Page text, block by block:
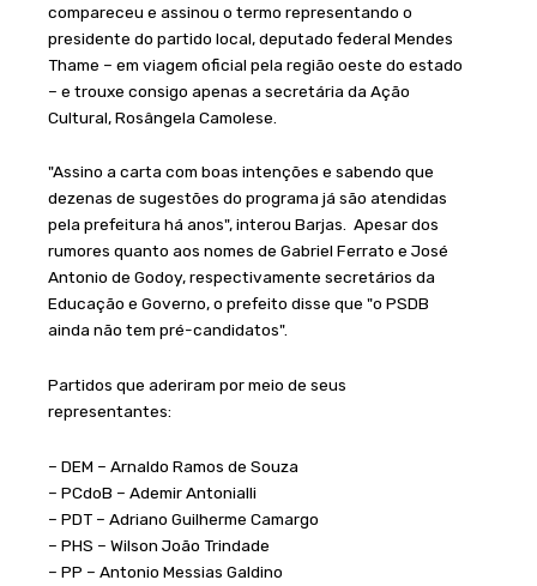
compareceu e assinou o termo representando o
presidente do partido local, deputado federal Mendes
Thame – em viagem oficial pela região oeste do estado
– e trouxe consigo apenas a secretária da Ação
Cultural, Rosângela Camolese.
"Assino a carta com boas intenções e sabendo que
dezenas de sugestões do programa já são atendidas
pela prefeitura há anos", interou Barjas. Apesar dos
rumores quanto aos nomes de Gabriel Ferrato e José
Antonio de Godoy, respectivamente secretários da
Educação e Governo, o prefeito disse que "o PSDB
ainda não tem pré-candidatos".
Partidos que aderiram por meio de seus
representantes:
– DEM – Arnaldo Ramos de Souza
– PCdoB – Ademir Antonialli
– PDT – Adriano Guilherme Camargo
– PHS – Wilson João Trindade
– PP – Antonio Messias Galdino